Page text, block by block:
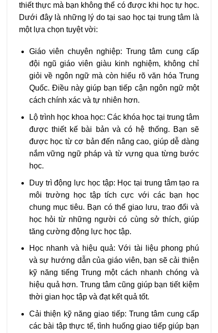
thiết thực mà bạn không thể có được khi học tự học.
Dưới đây là những lý do tại sao học tại trung tâm là
một lựa chọn tuyệt vời:
Giáo viên chuyên nghiệp: Trung tâm cung cấp
đội ngũ giáo viên giàu kinh nghiệm, không chỉ
giỏi về ngôn ngữ mà còn hiểu rõ văn hóa Trung
Quốc. Điều này giúp bạn tiếp cận ngôn ngữ một
cách chính xác và tự nhiên hơn.
Lộ trình học khoa học: Các khóa học tại trung tâm
được thiết kế bài bản và có hệ thống. Bạn sẽ
được học từ cơ bản đến nâng cao, giúp dễ dàng
nắm vững ngữ pháp và từ vựng qua từng bước
học.
Duy trì động lực học tập: Học tại trung tâm tạo ra
môi trường học tập tích cực với các bạn học
chung mục tiêu. Bạn có thể giao lưu, trao đổi và
học hỏi từ những người có cùng sở thích, giúp
tăng cường động lực học tập.
Học nhanh và hiệu quả: Với tài liệu phong phú
và sự hướng dẫn của giáo viên, bạn sẽ cải thiện
kỹ năng tiếng Trung một cách nhanh chóng và
hiệu quả hơn. Trung tâm cũng giúp bạn tiết kiệm
thời gian học tập và đạt kết quả tốt.
Cải thiện kỹ năng giao tiếp: Trung tâm cung cấp
các bài tập thực tế, tình huống giao tiếp giúp bạn